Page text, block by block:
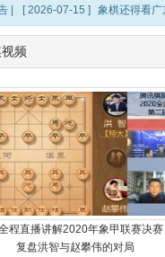
| [ 2026-07-15 ] 象棋还得看广
频
程直播讲解2020年象甲联赛决赛
复盘洪智与赵攀伟的对局